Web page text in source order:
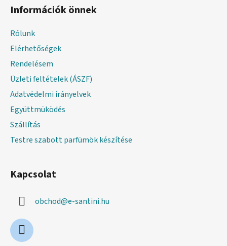
Információk önnek
Rólunk
Elérhetőségek
Rendelésem
Üzleti feltételek (ÁSZF)
Adatvédelmi irányelvek
Együttmüködés
Szállítás
Testre szabott parfümök készítése
Kapcsolat
obchod@e-santini.hu